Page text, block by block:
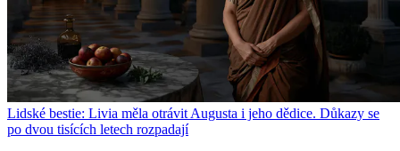
Lidské bestie: Livia měla otrávit Augusta i jeho dědice. Důkazy se
po dvou tisících letech rozpadají